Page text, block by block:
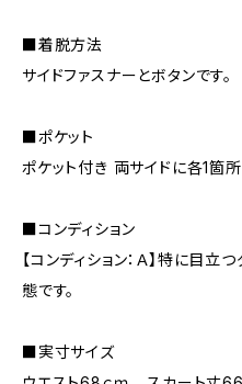
■着脱方法
サイドファスナーとボタンです。
■ポケット
ポケット付き 両サイドに各1箇所
■コンディション
【コンディション：Ａ】特に目立
態です。
■実寸サイズ